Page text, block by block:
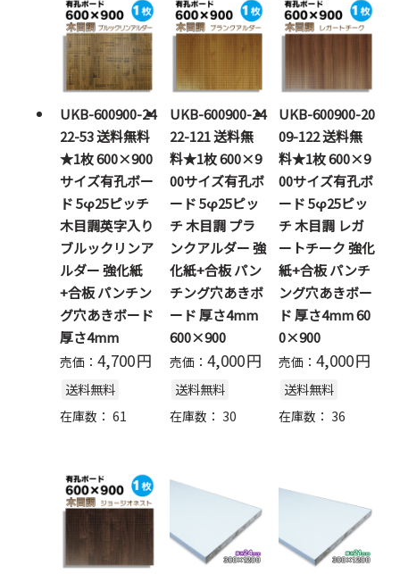
UKB-600900-24
22-53 送料無料
★1枚 600×900
サイズ有孔ボー
ド 5φ25ピッチ
木目調英字入り
ブルックリンア
ルダー 強化紙
+合板 パンチン
グ穴あきボード
厚さ4mm
売価： 4,700円
送料無料
在庫数： 61
UKB-600900-24
22-121 送料無
料★1枚 600×9
00サイズ有孔ボ
ード 5φ25ピッ
チ 木目調 プラ
ンクアルダー 強
化紙+合板 パン
チング穴あきボ
ード 厚さ4mm
600×900
売価： 4,000円
送料無料
在庫数： 30
UKB-600900-20
09-122 送料無
料★1枚 600×9
00サイズ有孔ボ
ード 5φ25ピッ
チ 木目調 レガ
ートチーク 強化
紙+合板 パンチ
ング穴あきボー
ド 厚さ4mm 60
0×900
売価：4,000円
送料無料
在庫数： 36